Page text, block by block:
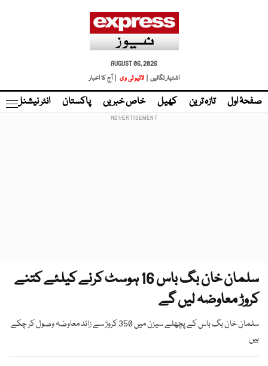
AUGUST 06, 2026
اشتہار لگائیں |
لائیو ٹی وی | آج کا اخبار
صفحۂ اول تازہ ترین کھیل خاص خبریں پاکستان انٹر نیشنل
سلمان خان بگ باس 16 ہوسٹ کرنے کیلئے کتنے
کروڑ معاوضہ لیں گے
سلمان خان بگ باس کے پچھلے سیزن میں 350 کروڑ سے زائد معاوضہ وصول کر چکے
ہیں